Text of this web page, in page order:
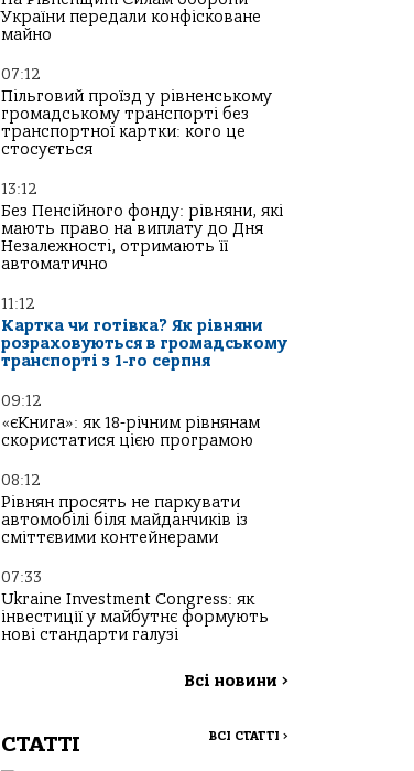
України передали конфісковане
майно
07:12
Пільговий проїзд у рівненському
громадському транспорті без
транспортної картки: кого це
стосується
13:12
Без Пенсійного фонду: рівняни, які
мають право на виплату до Дня
Незалежності, отримають її
автоматично
11:12
Картка чи готівка? Як рівняни
розраховуються в громадському
транспорті з 1-го серпня
09:12
«єКнига»: як 18-річним рівнянам
скористатися цією програмою
08:12
Рівнян просять не паркувати
автомобілі біля майданчиків із
сміттєвими контейнерами
07:33
Ukraine Investment Congress: як
інвестиції у майбутнє формують
нові стандарти галузі
Всі новини >
СТАТТІ ВСІ СТАТТІ >